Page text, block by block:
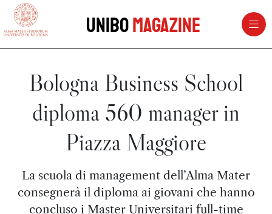
vai al contenuto della pagina
UniboMagazine
Bologna Business School
diploma 560 manager in
Piazza Maggiore
La scuola di management dell’Alma Mater
consegnerà il diploma ai giovani che hanno
concluso i Master Universitari full-time